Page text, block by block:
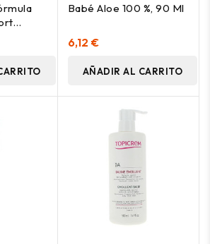
Babé Aloe 100 %, 90 Ml
6,12 €
AÑADIR AL CARRITO